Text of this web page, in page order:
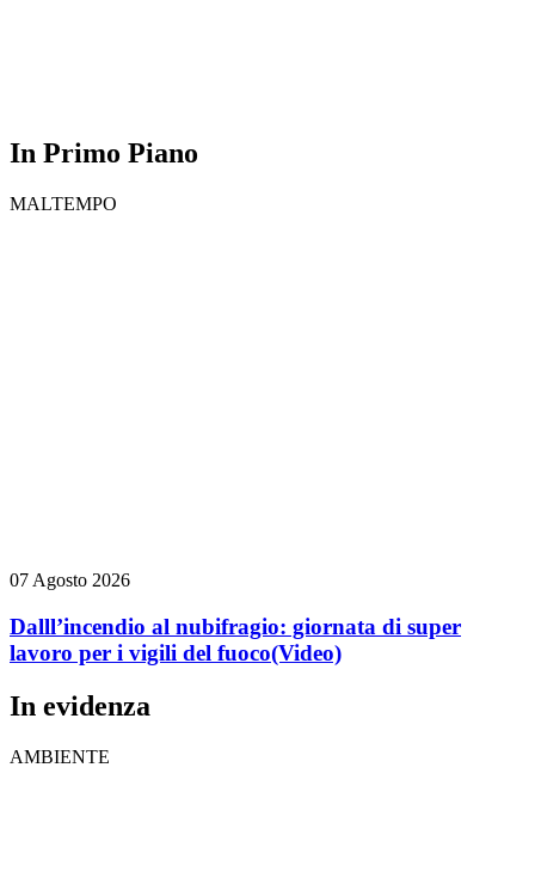
In Primo Piano
MALTEMPO
07 Agosto 2026
Dalll’incendio al nubifragio: giornata di super
lavoro per i vigili del fuoco(Video)
In evidenza
AMBIENTE